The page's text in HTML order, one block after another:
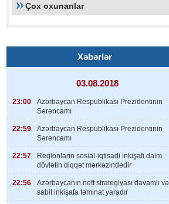
Çox oxunanlar
Xəbərlər
03.08.2018
23:00
Azərbaycan Respublikası Prezidentinin
Sərəncamı
22:59
Azərbaycan Respublikası Prezidentinin
Sərəncamı
22:57
Regionların sosial-iqtisadi inkişafı daim
dövlətin diqqət mərkəzindədir
22:56
Azərbaycanın neft strategiyası davamlı və
sabit inkişafa təminat yaradır